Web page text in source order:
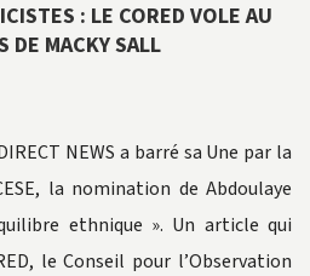
: LE CORED VOLE AU
DE MACKY SALL
NEWS a barré sa Une par la
la nomination de Abdoulaye
ethnique ». Un article qui
le Conseil pour l’Observation